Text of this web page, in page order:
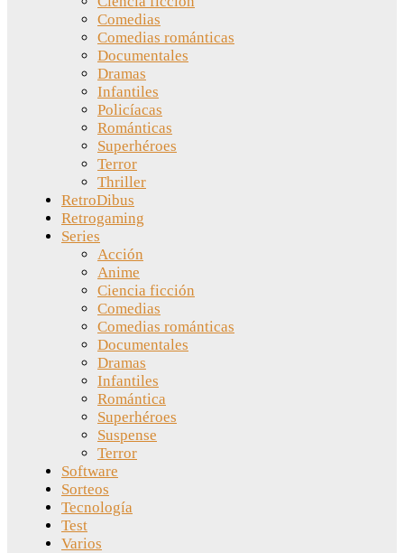
Comedias
Comedias románticas
Documentales
Dramas
Infantiles
Policíacas
Románticas
Superhéroes
Terror
Thriller
RetroDibus
Retrogaming
Series
Acción
Anime
Ciencia ficción
Comedias
Comedias románticas
Documentales
Dramas
Infantiles
Romántica
Superhéroes
Suspense
Terror
Software
Sorteos
Tecnología
Test
Varios